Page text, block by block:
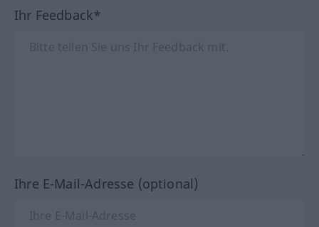
Ihr Feedback*
Ihre E-Mail-Adresse (optional)